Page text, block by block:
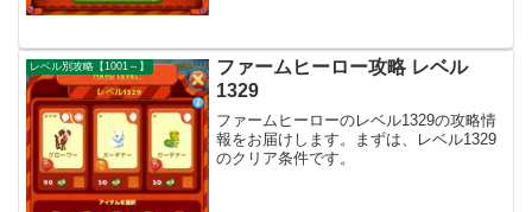
レベル別攻略【1001～】
ファームヒーロー攻略 レベル
1329
ファームヒーローのレベル1329の攻略情
報をお届けします。まずは、レベル1329
のクリア条件です。